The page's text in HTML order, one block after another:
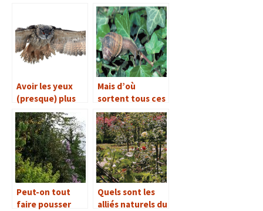
Avoir les yeux
(presque) plus
gros que le
ventre
Mais d’où
sortent tous ces
escargots quand
il pleut ?
Peut-on tout
faire pousser
Quels sont les
alliés naturels du